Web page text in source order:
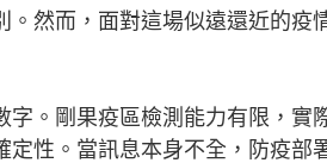
然而，面對這場似遠還近的疫
。剛果疫區檢測能力有限，實
性。當訊息本身不全，防疫部